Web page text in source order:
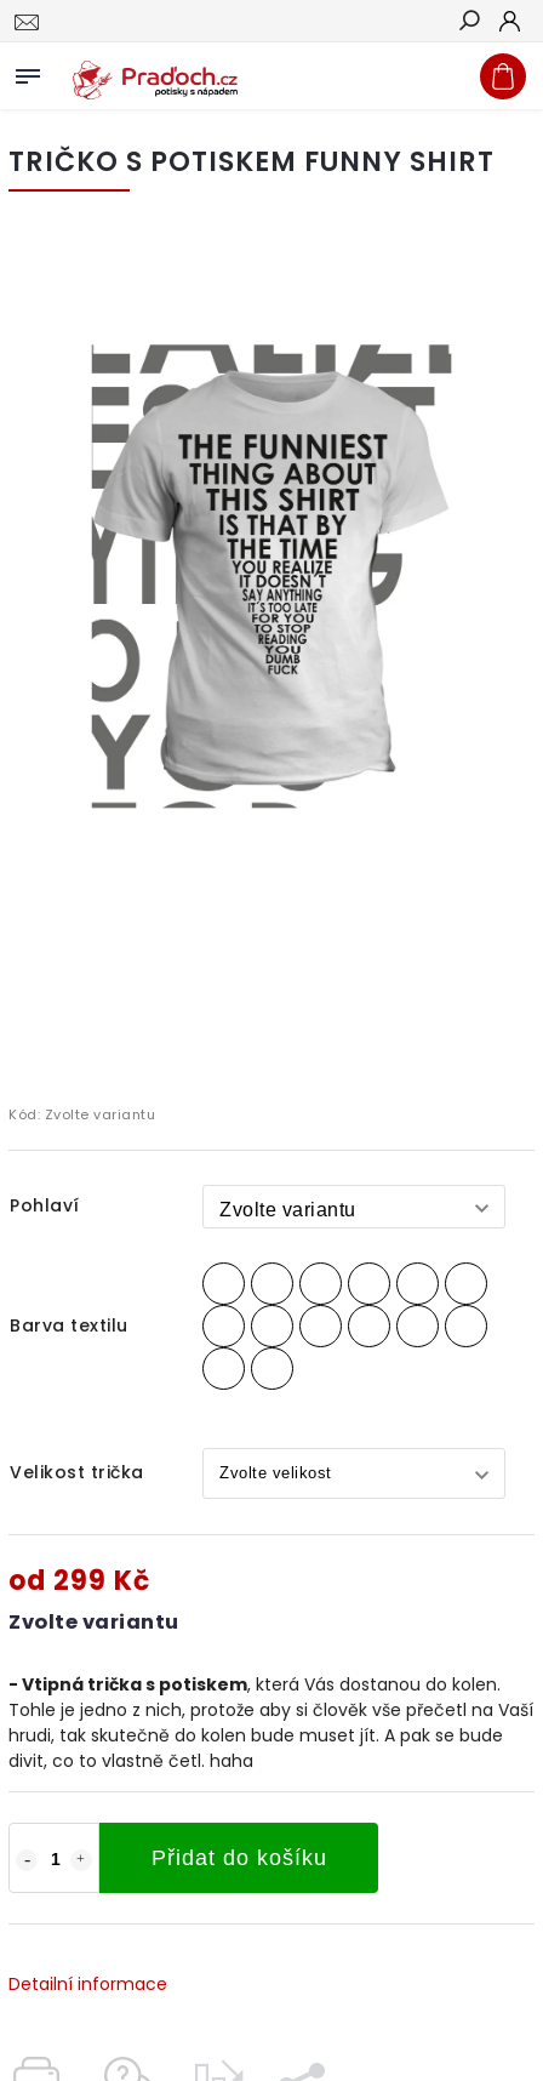
Hledat
TRIČKO S POTISKEM FUNNY SHIRT
Kód: Zvolte variantu
Pohlaví
Barva textilu
Velikost trička
od 299 Kč
Zvolte variantu
Přidat do košíku
- Vtipná trička s potiskem, která Vás dostanou do kolen.
Tohle je jedno z nich, protože aby si člověk vše přečetl na Vaší
hrudi, tak skutečně do kolen bude muset jít. A pak se bude
divit, co to vlastně četl. haha
Detailní informace